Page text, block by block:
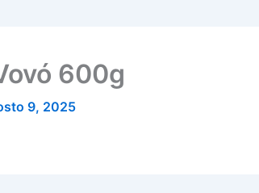
600g
9, 2025